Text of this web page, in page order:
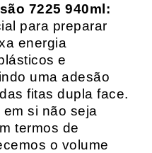
7225 940ml:
para preparar
energia
e
uma adesão
fitas dupla face.
si não seja
termos de
o volume